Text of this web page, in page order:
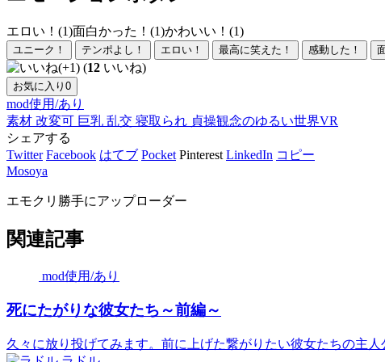
エロい！(1)面白かった！(1)かわいい！(1)
ユニーク！ テンポよし！ エロい！ 最高に笑えた！ 感動した！
(12 いいね)
お気に入り 0
mod使用/あり
素材 改変可 巨乳 乱交 寝取られ 貞操観念のゆるい世界VR
シェアする
Twitter Facebook はてブ Pocket Pinterest LinkedIn コピー
Mosoya
エモクリ勝手にアップローダー
関連記事
mod使用/あり
死にたがりな彼女たち～前編～
久々に放り投げてみます。前に上げた繋がりたい彼女たちの主人